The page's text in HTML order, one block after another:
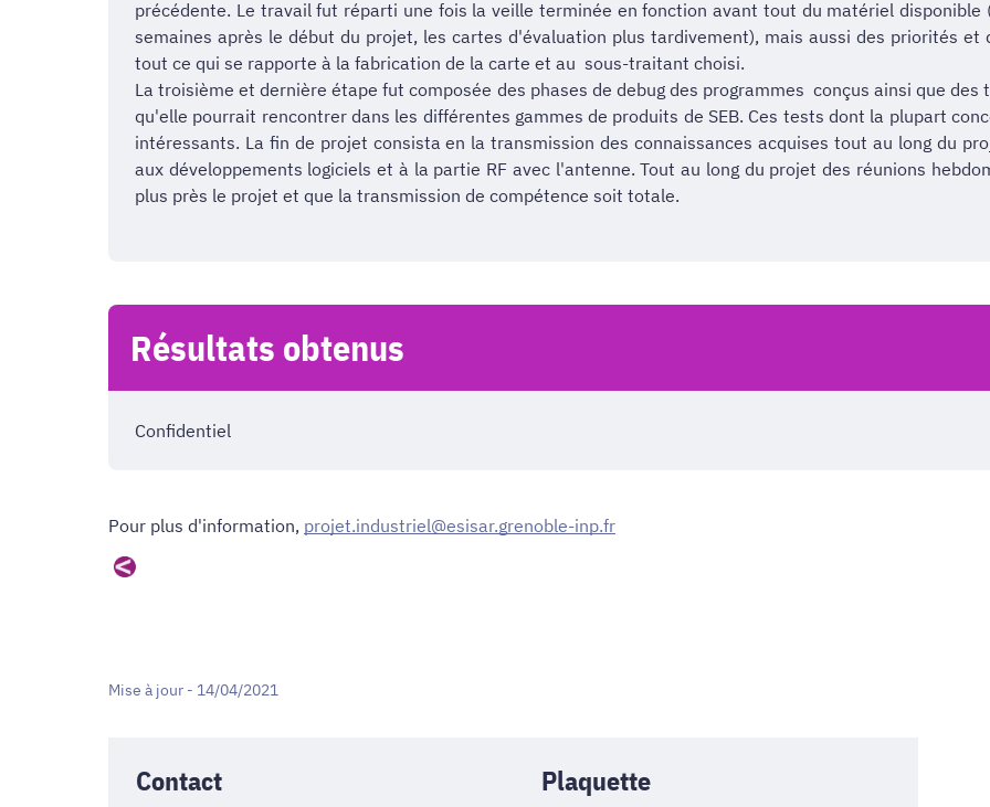
précédente. Le travail fut réparti une fois la veille terminée en fonction avant tout du matériel disponible
semaines après le début du projet, les cartes d'évaluation plus tardivement), mais aussi des priorités
tout ce qui se rapporte à la fabrication de la carte et au sous-traitant choisi.
La troisième et dernière étape fut composée des phases de debug des programmes conçus ainsi que
qu'elle pourrait rencontrer dans les différentes gammes de produits de SEB. Ces tests dont la plupart
intéressants. La fin de projet consista en la transmission des connaissances acquises tout au long du
aux développements logiciels et à la partie RF avec l'antenne. Tout au long du projet des réunions
plus près le projet et que la transmission de compétence soit totale.
Résultats obtenus
Confidentiel
Pour plus d'information, projet.industriel@esisar.grenoble-inp.fr
Mise à jour - 14/04/2021
Contact Plaquette